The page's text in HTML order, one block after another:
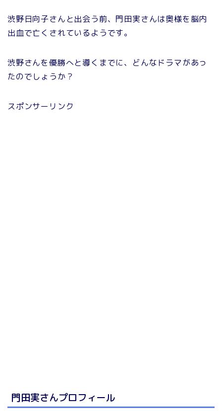
渋野日向子さんと出会う前、門田実さんは奥様を脳内
出血で亡くされているようです。
渋野さんを優勝へと導くまでに、どんなドラマがあっ
たのでしょうか？
スポンサーリンク
門田実さんプロフィール